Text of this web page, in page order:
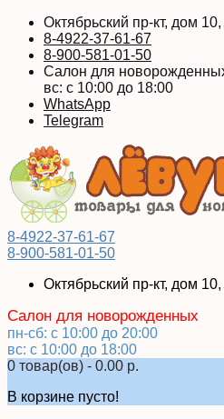
Октябрьский пр-кт, дом
8-4922-37-61-67
8-900-581-01-50
Салон для
вс: с 10:00 до 18:00
WhatsApp
Telegram
8-4922-37-61-67
8-900-581-01-50
Октябрьский пр-кт, дом
Салон для новорожденных
пн-сб: с 10:00 до 20:00
вс: с 10:00 до 18:00
0 товар(ов) - 0.00 р.
В корзине пусто!